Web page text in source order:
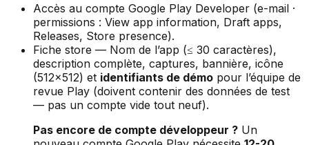
Accès au compte Google Play Developer (e-mail ·
permissions : View app information, Draft apps,
Releases, Store presence).
Fiche store — Nom de l’app (≤ 30 caractères),
description complète, captures, bannière, icône
(512×512) et identifiants de démo pour l’équipe de
revue Play (doivent contenir des données de test
— pas un compte vide tout neuf).
Pas encore de compte développeur ? Un